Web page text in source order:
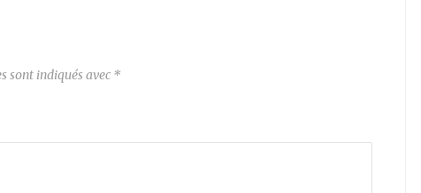
sont indiqués avec *